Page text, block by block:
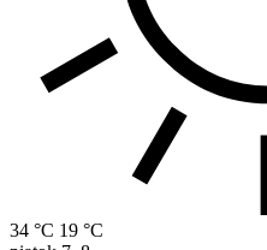
34 °C 19 °C